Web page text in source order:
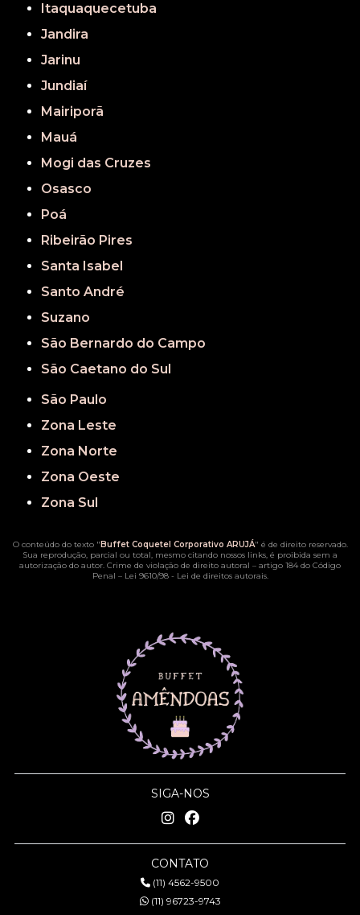
Itaquaquecetuba
Jandira
Jarinu
Jundiaí
Mairiporã
Mauá
Mogi das Cruzes
Osasco
Poá
Ribeirão Pires
Santa Isabel
Santo André
Suzano
São Bernardo do Campo
São Caetano do Sul
São Paulo
Zona Leste
Zona Norte
Zona Oeste
Zona Sul
O conteúdo do texto " Buffet Coquetel Corporativo ARUJÁ" é de direito reservado.
Sua reprodução, parcial ou total, mesmo citando nossos links, é proibida sem a
autorização do autor. Crime de violação de direito autoral – artigo 184 do Código
Penal – Lei 9610/98 - Lei de direitos autorais.
SIGA-NOS
CONTATO
(11) 4562-9500
(11) 96723-9743